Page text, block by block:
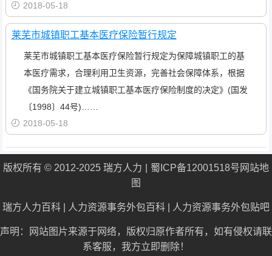
2018-05-18
莱芜市城镇职工基本医疗保险暂行规定
莱芜市城镇职工基本医疗保险暂行规定为保障城镇职工的基
本医疗需求，合理利用卫生资源，完善社会保障体系，根据
《国务院关于建立城镇职工基本医疗保险制度的决定》(国发
〔1998〕44号)……
2018-05-18
版权所有 © 2012-2025 瑞方人力 蜀ICP备12001518号 网站地
图
瑞方人力百科 人力资源事务外包百科 人力资源事务外包贴吧
声明：网站图片来源于网络，版权归原作者所有，如有侵权请联
系客服，我方立即删除！